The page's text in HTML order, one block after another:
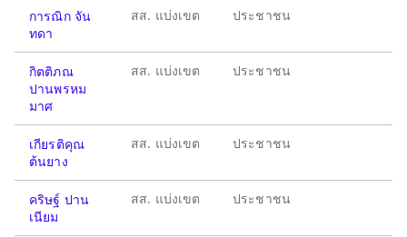
การณิก จัน
ทดา
สส. แบ่งเขต ประชาชน
กิตติภณ
ปานพรหม
มาศ
สส. แบ่งเขต ประชาชน
เกียรติคุณ
ต้นยาง
สส. แบ่งเขต ประชาชน
คริษฐ์ ปาน
เนียม
สส. แบ่งเขต ประชาชน